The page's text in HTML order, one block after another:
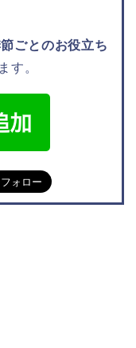
ごとのお役立ち
す。